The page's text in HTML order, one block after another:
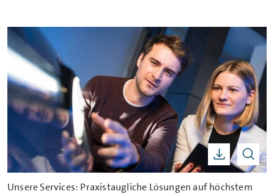
Unsere Services: Praxistaugliche Lösungen auf höchstem